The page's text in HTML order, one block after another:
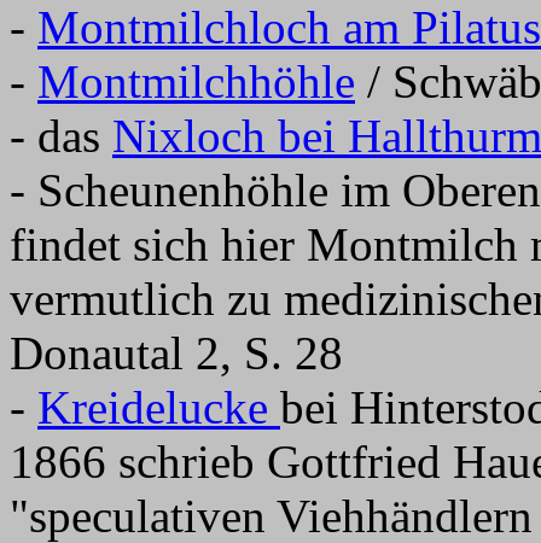
- Montmilchloch am
- Montmilchhöhle /
- das Nixloch bei Hallthurm
- Scheunenhöhle im
findet sich hier Montmilch
vermutlich zu
Donautal 2, S. 28
- Kreidelucke bei
1866 schrieb Gottfried
"speculativen